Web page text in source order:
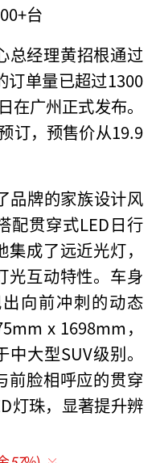
台
总经理黄招根通过
订单量已超过1300
在广州正式发布。
订，预售价从19.9
品牌的家族设计风
配贯穿式LED日行
成了远近光灯，
光互动特性。车身
向前冲刺的动态
x 1698mm，
大型SUV级别。
前脸相呼应的贯穿
灯珠，显著提升辨